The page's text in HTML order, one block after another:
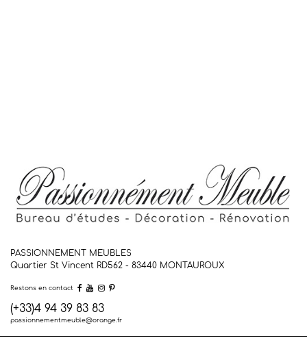
PASSIONNEMENT MEUBLES
Quartier St Vincent RD562 - 83440 MONTAUROUX
Restons en contact
(+33)4 94 39 83 83
passionnementmeuble@orange.fr